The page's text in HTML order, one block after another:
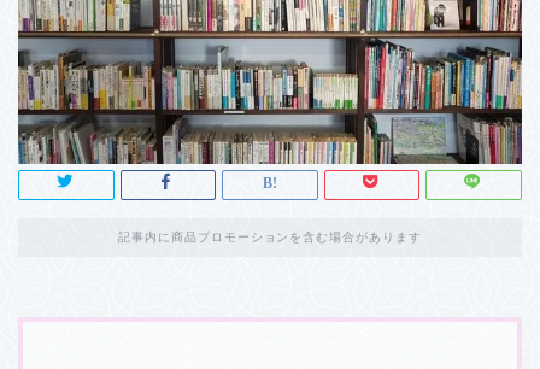
記事内に商品プロモーションを含む場合があります